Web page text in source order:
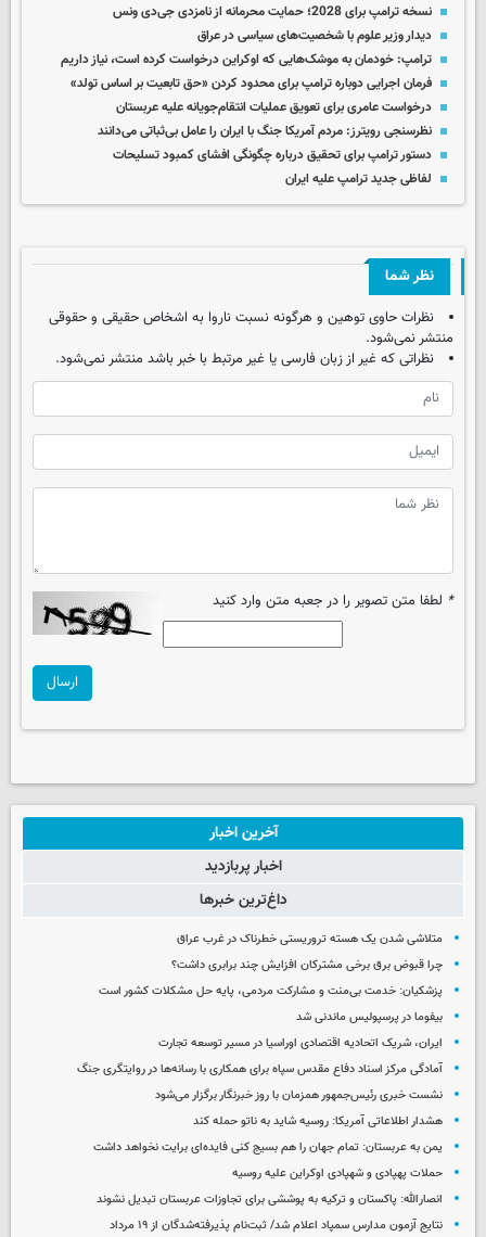
نسخه ترامپ برای 2028؛ حمایت محرمانه از نامزدی جی‌دی ونس
دیدار وزیر علوم با شخصیت‌های سیاسی در عراق
ترامپ: خودمان به موشک‌هایی که اوکراین درخواست کرده است، نیاز داریم
فرمان اجرایی دوباره ترامپ برای محدود کردن «حق تابعیت بر اساس تولد»
درخواست عامری برای تعویق عملیات انتقام‌جویانه علیه عربستان
نظرسنجی رویترز: مردم آمریکا جنگ با ایران را عامل بی‌ثباتی می‌دانند
دستور ترامپ برای تحقیق درباره چگونگی افشای کمبود تسلیحات
لفاظی جدید ترامپ علیه ایران
نظر شما
نظرات حاوی توهین و هرگونه نسبت ناروا به اشخاص حقیقی و حقوقی
منتشر نمی‌شود.
نظراتی که غیر از زبان فارسی یا غیر مرتبط با خبر باشد منتشر نمی‌شود.
* لطفا متن تصویر را در جعبه متن وارد کنید
ارسال
آخرین اخبار
اخبار پربازدید
داغ‌ترین خبرها
متلاشی شدن یک هسته تروریستی خطرناک در غرب عراق
چرا قبوض برق برخی مشترکان افزایش چند برابری داشت؟
پزشکیان: خدمت بی‌منت و مشارکت مردمی، پایه حل مشکلات کشور است
بیفوما در پرسپولیس ماندنی شد
ایران، شریک اتحادیه اقتصادی اوراسیا در مسیر توسعه تجارت
آمادگی مرکز اسناد دفاع مقدس سپاه برای همکاری با رسانه‌ها در روایتگری جنگ
نشست خبری رئیس‌جمهور همزمان با روز خبرنگار برگزار می‌شود
هشدار اطلاعاتی آمریکا: روسیه شاید به ناتو حمله کند
یمن به عربستان: تمام جهان را هم بسیج کنی فایده‌ای برایت نخواهد داشت
حملات پهپادی و شهپادی اوکراین علیه روسیه
انصارالله: پاکستان و ترکیه به پوششی برای تجاوزات عربستان تبدیل نشوند
نتایج آزمون مدارس سمپاد اعلام شد/ ثبت‌نام پذیرفته‌شدگان از ۱۹ مرداد